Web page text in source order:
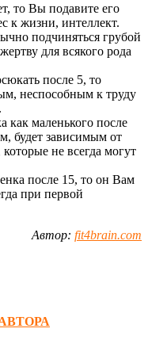
то Вы подавите его
к жизни, интеллект.
подчиняться грубой
для всякого рода
после 5, то
неспособным к труду
как маленького после
будет зависимым от
не всегда могут
после 15, то он Вам
при первой
Автор: fit4brain.com